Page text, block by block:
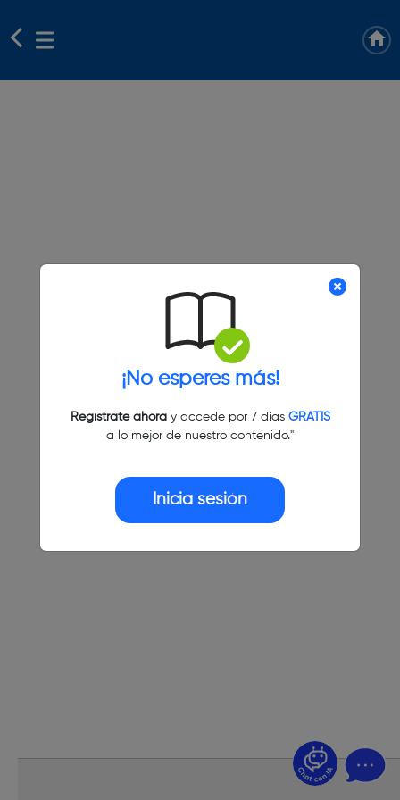
¡No esperes más!
Regístrate ahoray accede por 7 días GRATIS
a lo mejor de nuestro contenido."
Inicia sesión